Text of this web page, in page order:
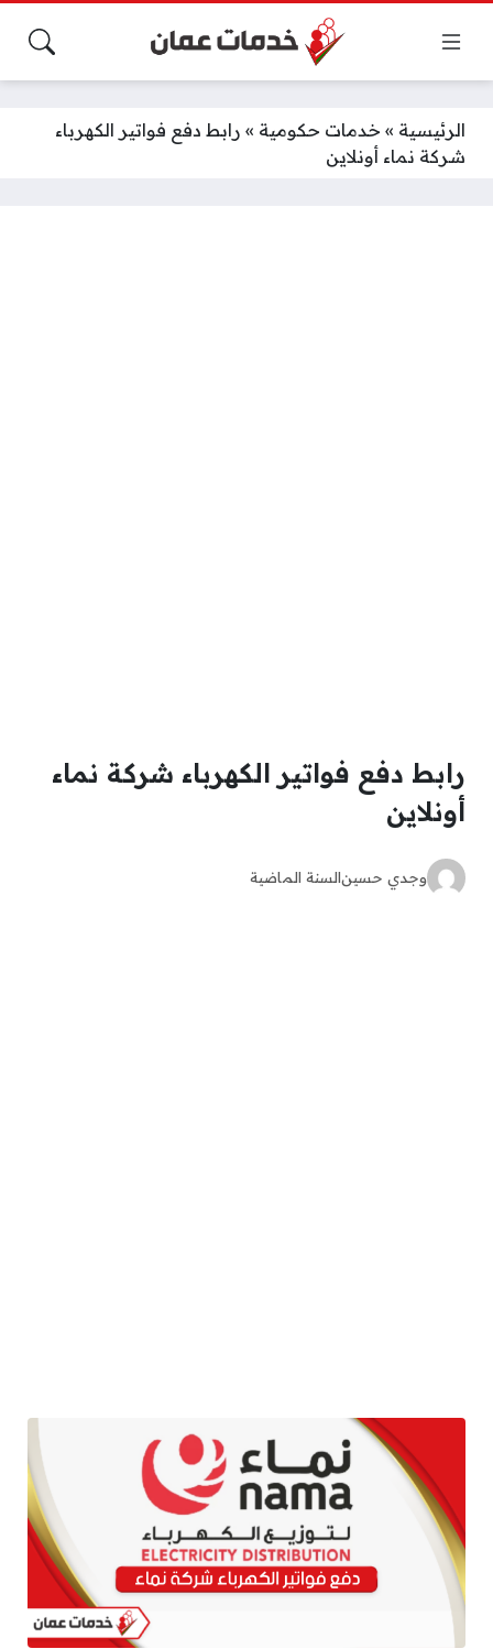
الرئيسية » خدمات حكومية » رابط دفع فواتير الكهرباء
شركة نماء أونلاين
رابط دفع فواتير الكهرباء شركة نماء
أونلاين
وجدي حسينالسنة الماضية